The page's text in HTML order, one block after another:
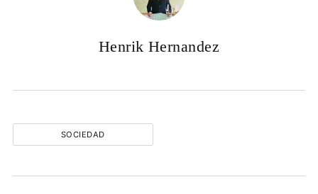
Henrik Hernandez
SOCIEDAD